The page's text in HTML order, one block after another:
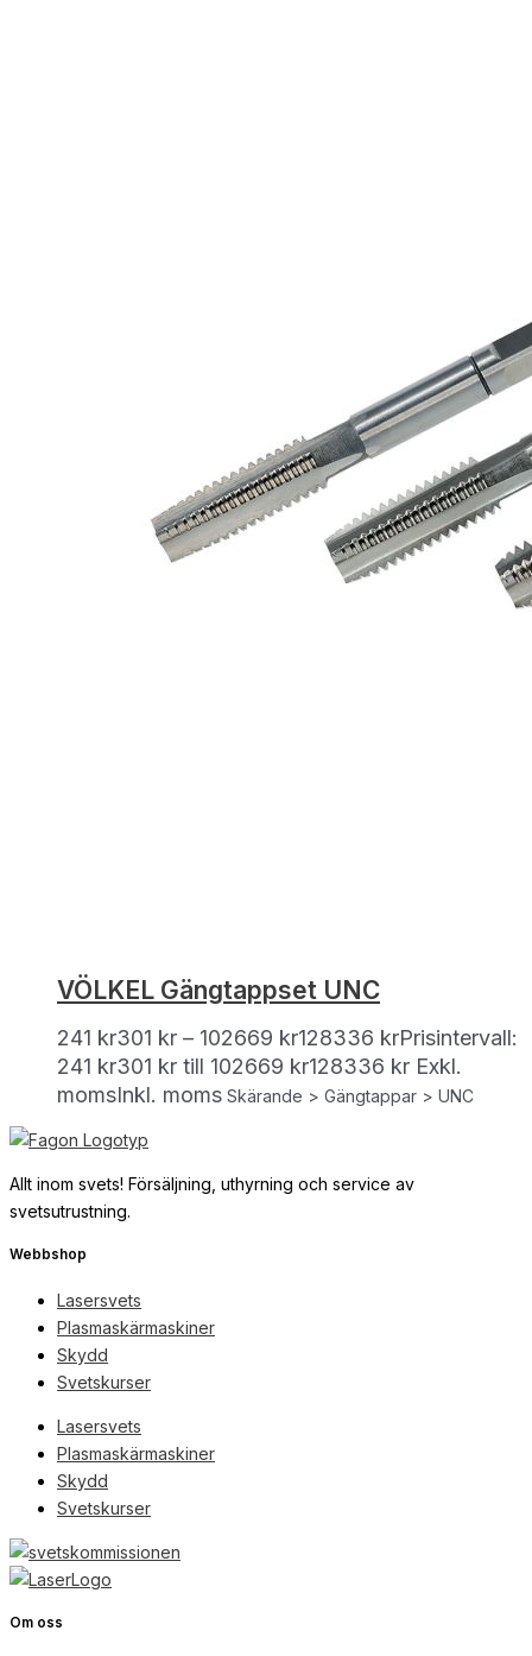
VÖLKEL Gängtappset UNC
241 kr301 kr – 102669 kr128336 krPrisintervall:
241 kr301 kr till 102669 kr128336 kr Exkl.
momsInkl. moms Skärande > Gängtappar > UNC
Allt inom svets! Försäljning, uthyrning och service av
svetsutrustning.
Webbshop
Lasersvets
Plasmaskärmaskiner
Skydd
Svetskurser
Lasersvets
Plasmaskärmaskiner
Skydd
Svetskurser
Om oss